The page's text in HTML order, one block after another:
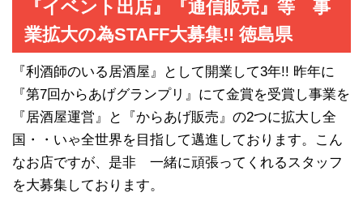
『イベント出店』『通信販売』等 事
業拡大の為STAFF大募集!! 徳島県
『利酒師のいる居酒屋』として開業して3年!! 昨年に
『第7回からあげグランプリ』にて金賞を受賞し事業を
『居酒屋運営』と『からあげ販売』の2つに拡大し全
国・・いゃ全世界を目指して邁進しております。こん
なお店ですが、是非 一緒に頑張ってくれるスタッフ
を大募集しております。